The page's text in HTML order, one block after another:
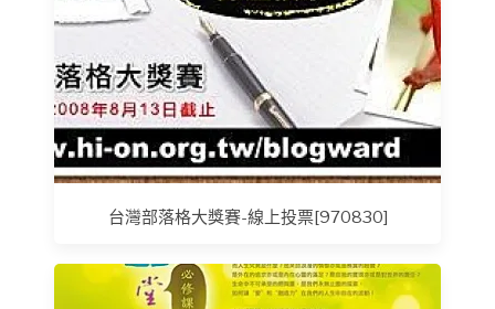
台灣部落格大獎賽-線上投票[970830]